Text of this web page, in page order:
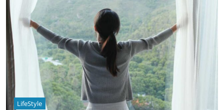
LifeStyle